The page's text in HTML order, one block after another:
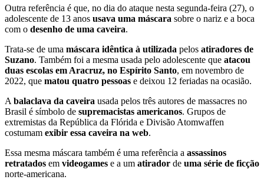
Outra referência é que, no dia do ataque nesta segunda-feira (27), o
adolescente de 13 anos usava uma máscara sobre o nariz e a boca
com o desenho de uma caveira.
Trata-se de uma máscara idêntica à utilizada pelos atiradores de
Suzano. Também foi a mesma usada pelo adolescente que atacou
duas escolas em Aracruz, no Espírito Santo, em novembro de
2022, que matou quatro pessoas e deixou 12 feriadas na ocasião.
A balaclava da caveira usada pelos três autores de massacres no
Brasil é símbolo de supremacistas americanos. Grupos de
extremistas da República da Flórida e Divisão Atomwaffen
costumam exibir essa caveira na web.
Essa mesma máscara também é uma referência a assassinos
retratados em videogames e a um atirador de uma série de ficção
norte-americana.